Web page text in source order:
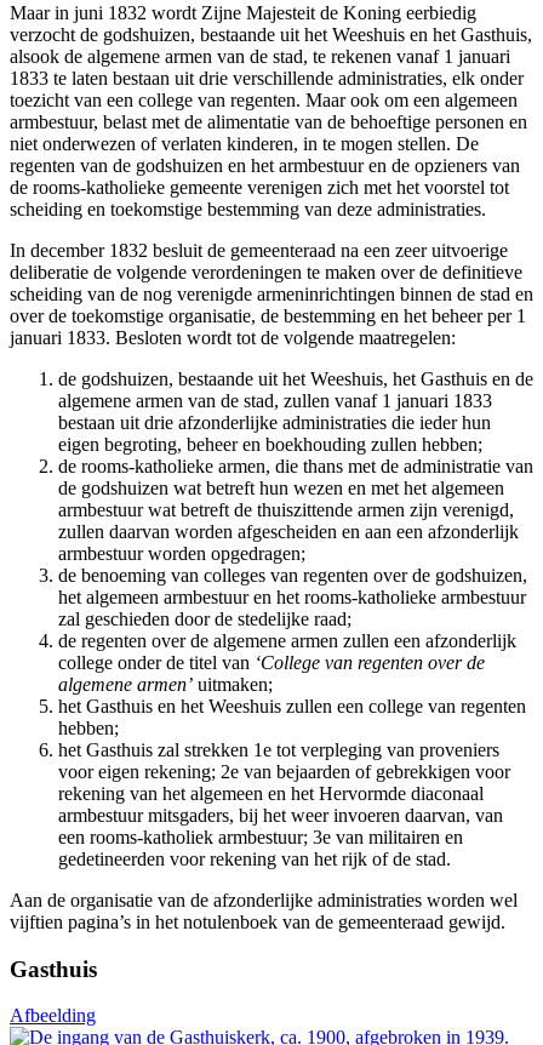
Maar in juni 1832 wordt Zijne Majesteit de Koning eerbiedig
verzocht de godshuizen, bestaande uit het Weeshuis en het Gasthuis,
alsook de algemene armen van de stad, te rekenen vanaf 1 januari
1833 te laten bestaan uit drie verschillende administraties, elk onder
toezicht van een college van regenten. Maar ook om een algemeen
armbestuur, belast met de alimentatie van de behoeftige personen en
niet onderwezen of verlaten kinderen, in te mogen stellen. De
regenten van de godshuizen en het armbestuur en de opzieners van
de rooms-katholieke gemeente verenigen zich met het voorstel tot
scheiding en toekomstige bestemming van deze administraties.
In december 1832 besluit de gemeenteraad na een zeer uitvoerige
deliberatie de volgende verordeningen te maken over de definitieve
scheiding van de nog verenigde armeninrichtingen binnen de stad en
over de toekomstige organisatie, de bestemming en het beheer per 1
januari 1833. Besloten wordt tot de volgende maatregelen:
de godshuizen, bestaande uit het Weeshuis, het Gasthuis en de
algemene armen van de stad, zullen vanaf 1 januari 1833
bestaan uit drie afzonderlijke administraties die ieder hun
eigen begroting, beheer en boekhouding zullen hebben;
de rooms-katholieke armen, die thans met de administratie van
de godshuizen wat betreft hun wezen en met het algemeen
armbestuur wat betreft de thuiszittende armen zijn verenigd,
zullen daarvan worden afgescheiden en aan een afzonderlijk
armbestuur worden opgedragen;
de benoeming van colleges van regenten over de godshuizen,
het algemeen armbestuur en het rooms-katholieke armbestuur
zal geschieden door de stedelijke raad;
de regenten over de algemene armen zullen een afzonderlijk
college onder de titel van ‘College van regenten over de
algemene armen’ uitmaken;
het Gasthuis en het Weeshuis zullen een college van regenten
hebben;
het Gasthuis zal strekken 1e tot verpleging van proveniers
voor eigen rekening; 2e van bejaarden of gebrekkigen voor
rekening van het algemeen en het Hervormde diaconaal
armbestuur mitsgaders, bij het weer invoeren daarvan, van
een rooms-katholiek armbestuur; 3e van militairen en
gedetineerden voor rekening van het rijk of de stad.
Aan de organisatie van de afzonderlijke administraties worden wel
vijftien pagina’s in het notulenboek van de gemeenteraad gewijd.
Gasthuis
Afbeelding